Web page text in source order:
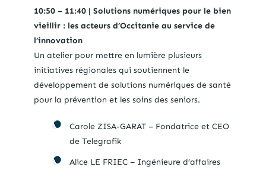
10:50 – 11:40 | Solutions numériques pour le bien
vieillir : les acteurs d’Occitanie au service de
l’innovation
Un atelier pour mettre en lumière plusieurs
initiatives régionales qui soutiennent le
développement de solutions numériques de santé
pour la prévention et les soins des seniors.
Carole ZISA-GARAT – Fondatrice et CEO
de Telegrafik
Alice LE FRIEC – Ingénieure d’affaires